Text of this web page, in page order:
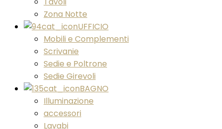
Zona Notte
UFFICIO
Mobili e Complementi
Scrivanie
Sedie e Poltrone
Sedie Girevoli
BAGNO
Illuminazione
accessori
Lavabi